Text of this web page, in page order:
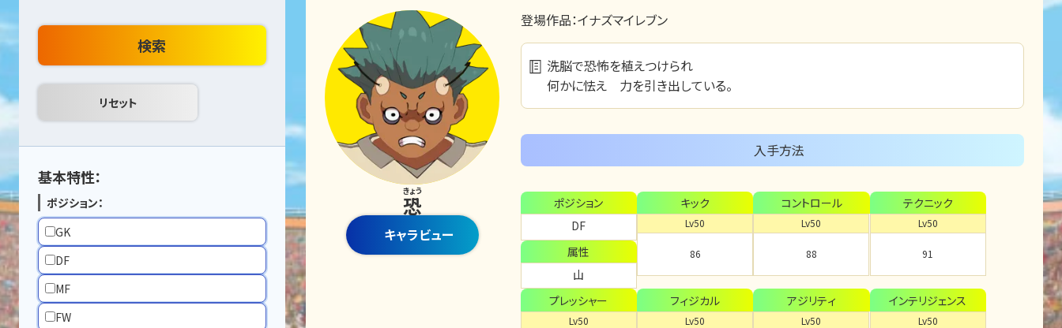
検索
基本特性：
ポジション：
GK
DF
MF
FW
恐
きょう
キャラビュー
登場作品：イナズマイレブン
洗脳で恐怖を植えつけられ
何かに怯え 力を引き出している。
入手方法
ポジション
DF
属性
山
キック
Lv50
86
コントロール
Lv50
88
テクニック
Lv50
91
プレッシャー
Lv50
フィジカル
Lv50
アジリティ
Lv50
インテリジェンス
Lv50